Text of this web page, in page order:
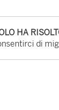
HA
di